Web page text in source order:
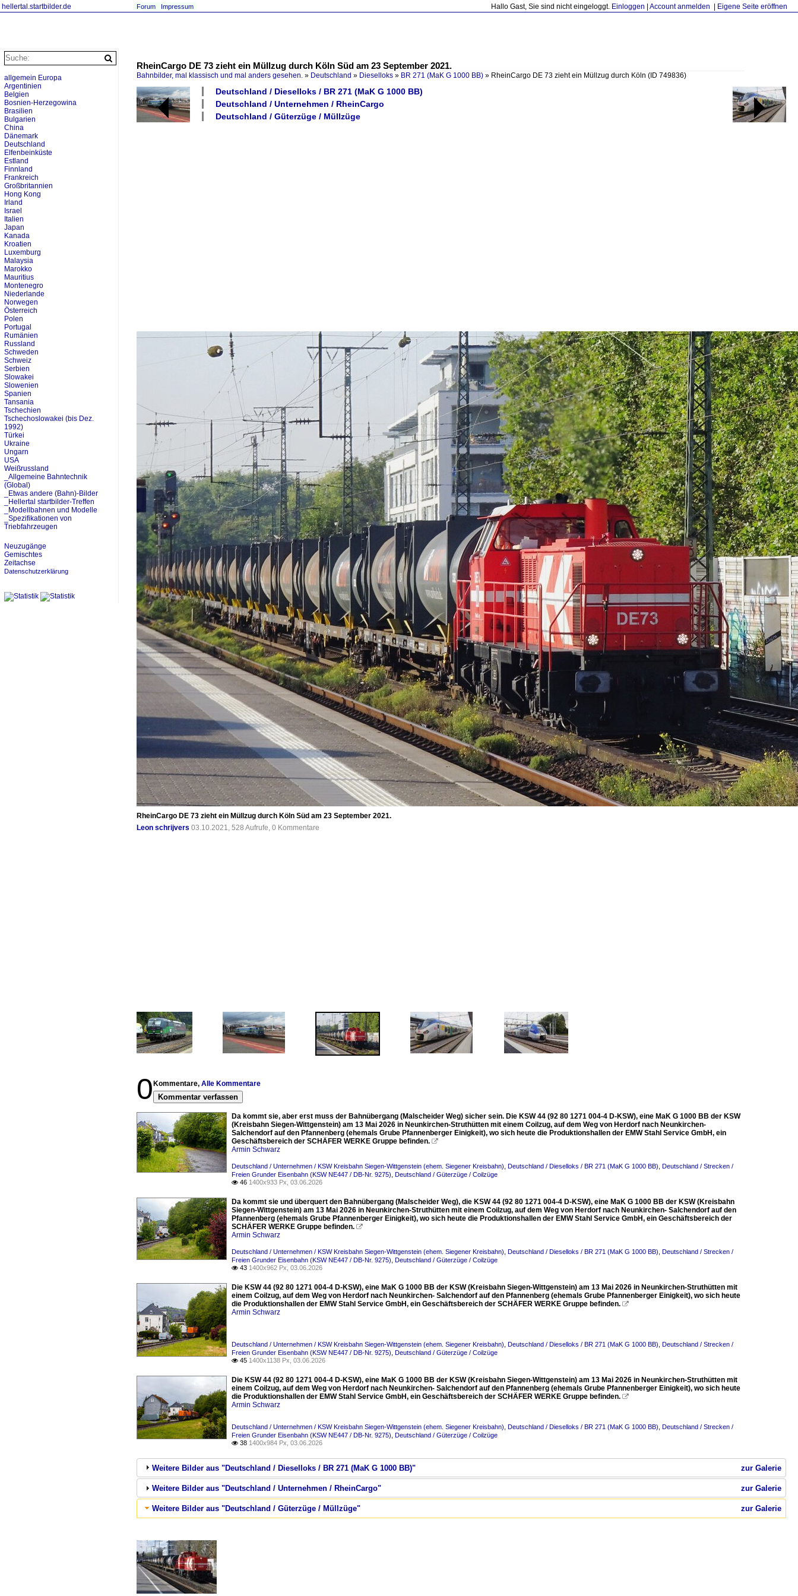
hellertal.startbilder.de Hallo Gast, Sie sind nicht eingeloggt. Einloggen Account anmelden Eigene Seite eröffnen
Forum Impressum
RheinCargo DE 73 zieht ein Müllzug durch Köln Süd am 23 September 2021.
Bahnbilder, mal klassisch und mal anders gesehen. » Deutschland » Dieselloks » BR 271 (MaK G 1000 BB) » RheinCargo DE 73 zieht ein Müllzug durch Köln (ID 749836)
Deutschland / Dieselloks / BR 271 (MaK G 1000 BB)
Deutschland / Unternehmen / RheinCargo
Deutschland / Güterzüge / Müllzüge
RheinCargo DE 73 zieht ein Müllzug durch Köln Süd am 23 September 2021.
Leon schrijvers 03.10.2021, 528 Aufrufe, 0 Kommentare
0 Kommentare, Alle Kommentare
Kommentar verfassen
Da kommt sie, aber erst muss der Bahnübergang (Malscheider Weg) sicher sein. Die KSW 44 (92 80 1271 004-4 D-KSW), eine MaK G 1000 BB der KSW
(Kreisbahn Siegen-Wittgenstein) am 13 Mai 2026 in Neunkirchen-Struthütten mit einem Coilzug, auf dem Weg von Herdorf nach Neunkirchen-
Salchendorf auf den Pfannenberg (ehemals Grube Pfannenberger Einigkeit), wo sich heute die Produktionshallen der EMW Stahl Service GmbH, ein
Geschäftsbereich der SCHÄFER WERKE Gruppe befinden. 
Armin Schwarz
Deutschland / Unternehmen / KSW Kreisbahn Siegen-Wittgenstein (ehem. Siegener Kreisbahn) Deutschland / Dieselloks / BR 271 (MaK G 1000 BB) Deutschland / Strecken /
Freien Grunder Eisenbahn (KSW NE447 / DB-Nr. 9275) Deutschland / Güterzüge / Coilzüge
 46 1400x933 Px, 03.06.2026
Da kommt sie und überquert den Bahnübergang (Malscheider Weg), die KSW 44 (92 80 1271 004-4 D-KSW), eine MaK G 1000 BB der KSW (Kreisbahn
Siegen-Wittgenstein) am 13 Mai 2026 in Neunkirchen-Struthütten mit einem Coilzug, auf dem Weg von Herdorf nach Neunkirchen- Salchendorf auf den
Pfannenberg (ehemals Grube Pfannenberger Einigkeit), wo sich heute die Produktionshallen der EMW Stahl Service GmbH, ein Geschäftsbereich der
SCHÄFER WERKE Gruppe befinden. 
Armin Schwarz
Deutschland / Unternehmen / KSW Kreisbahn Siegen-Wittgenstein (ehem. Siegener Kreisbahn) Deutschland / Dieselloks / BR 271 (MaK G 1000 BB) Deutschland / Strecken /
Freien Grunder Eisenbahn (KSW NE447 / DB-Nr. 9275) Deutschland / Güterzüge / Coilzüge
 43 1400x962 Px, 03.06.2026
Die KSW 44 (92 80 1271 004-4 D-KSW), eine MaK G 1000 BB der KSW (Kreisbahn Siegen-Wittgenstein) am 13 Mai 2026 in Neunkirchen-Struthütten mit
einem Coilzug, auf dem Weg von Herdorf nach Neunkirchen- Salchendorf auf den Pfannenberg (ehemals Grube Pfannenberger Einigkeit), wo sich heute
die Produktionshallen der EMW Stahl Service GmbH, ein Geschäftsbereich der SCHÄFER WERKE Gruppe befinden. 
Armin Schwarz
Deutschland / Unternehmen / KSW Kreisbahn Siegen-Wittgenstein (ehem. Siegener Kreisbahn) Deutschland / Dieselloks / BR 271 (MaK G 1000 BB) Deutschland / Strecken /
Freien Grunder Eisenbahn (KSW NE447 / DB-Nr. 9275) Deutschland / Güterzüge / Coilzüge
 45 1400x1138 Px, 03.06.2026
Die KSW 44 (92 80 1271 004-4 D-KSW), eine MaK G 1000 BB der KSW (Kreisbahn Siegen-Wittgenstein) am 13 Mai 2026 in Neunkirchen-Struthütten mit
einem Coilzug, auf dem Weg von Herdorf nach Neunkirchen- Salchendorf auf den Pfannenberg (ehemals Grube Pfannenberger Einigkeit), wo sich heute
die Produktionshallen der EMW Stahl Service GmbH, ein Geschäftsbereich der SCHÄFER WERKE Gruppe befinden. 
Armin Schwarz
Deutschland / Unternehmen / KSW Kreisbahn Siegen-Wittgenstein (ehem. Siegener Kreisbahn) Deutschland / Dieselloks / BR 271 (MaK G 1000 BB) Deutschland / Strecken /
Freien Grunder Eisenbahn (KSW NE447 / DB-Nr. 9275) Deutschland / Güterzüge / Coilzüge
 38 1400x984 Px, 03.06.2026
zur Galerie
Weitere Bilder aus "Deutschland / Dieselloks / BR 271 (MaK G 1000 BB)"
zur Galerie
Weitere Bilder aus "Deutschland / Unternehmen / RheinCargo"
zur Galerie
Weitere Bilder aus "Deutschland / Güterzüge / Müllzüge"
allgemein Europa
Argentinien
Belgien
Bosnien-Herzegowina
Brasilien
Bulgarien
China
Dänemark
Deutschland
Elfenbeinküste
Estland
Finnland
Frankreich
Großbritannien
Hong Kong
Irland
Israel
Italien
Japan
Kanada
Kroatien
Luxemburg
Malaysia
Marokko
Mauritius
Montenegro
Niederlande
Norwegen
Österreich
Polen
Portugal
Rumänien
Russland
Schweden
Schweiz
Serbien
Slowakei
Slowenien
Spanien
Tansania
Tschechien
Tschechoslowakei (bis Dez.
1992)
Türkei
Ukraine
Ungarn
USA
Weißrussland
_Allgemeine Bahntechnik
(Global)
_Etwas andere (Bahn)-Bilder
_Hellertal startbilder-Treffen
_Modellbahnen und Modelle
_Spezifikationen von
Triebfahrzeugen
Neuzugänge
Gemischtes
Zeitachse
Datenschutzerklärung